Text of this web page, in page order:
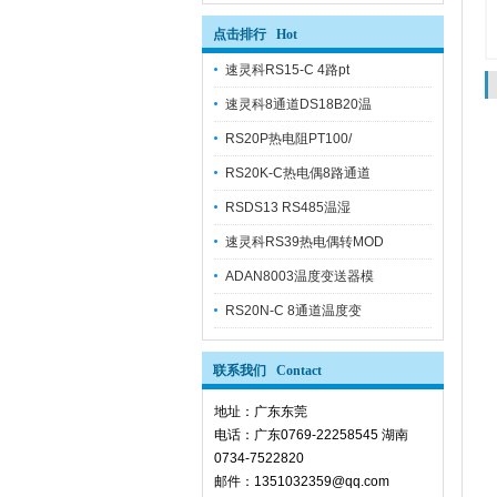
点击排行 Hot
速灵科RS15-C 4路pt
速灵科8通道DS18B20温
RS20P热电阻PT100/
RS20K-C热电偶8路通道
RSDS13 RS485温湿
速灵科RS39热电偶转MOD
ADAN8003温度变送器模
RS20N-C 8通道温度变
联系我们 Contact
地址：广东东莞
电话：广东0769-22258545 湖南
0734-7522820
邮件：1351032359@qq.com